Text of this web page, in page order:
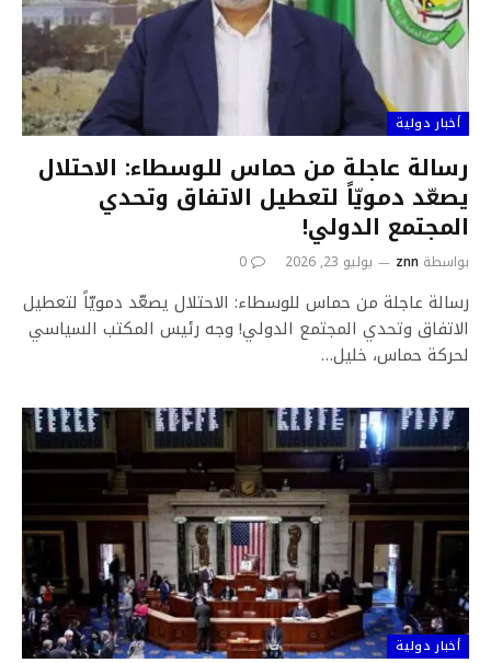
أخبار دولية
رسالة عاجلة من حماس للوسطاء: الاحتلال
يصعّد دمويّاً لتعطيل الاتفاق وتحدي
المجتمع الدولي!
بواسطة znn يوليو 23, 2026 0
رسالة عاجلة من حماس للوسطاء: الاحتلال يصعّد دمويّاً لتعطيل
الاتفاق وتحدي المجتمع الدولي! وجه رئيس المكتب السياسي
لحركة حماس، خليل…
أخبار دولية